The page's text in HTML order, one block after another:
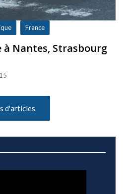
France
à Nantes, Strasbourg
d'articles